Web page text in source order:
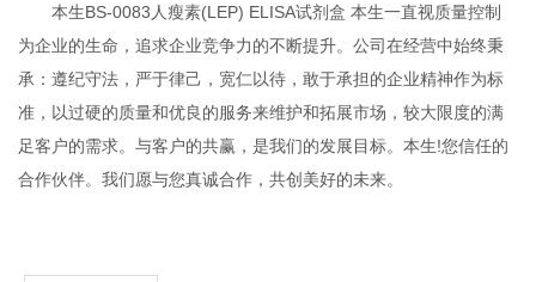
本生BS-0083人瘦素(LEP) ELISA试剂盒 本生一直视质量控制
为企业的生命，追求企业竞争力的不断提升。公司在经营中始终秉
承：遵纪守法，严于律己，宽仁以待，敢于承担的企业精神作为标
准，以过硬的质量和优良的服务来维护和拓展市场，较大限度的满
足客户的需求。与客户的共赢，是我们的发展目标。本生!您信任的
合作伙伴。我们愿与您真诚合作，共创美好的未来。